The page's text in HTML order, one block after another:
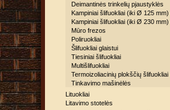
Deimantinės trinkelių pjaustyklės
Kampiniai šlifuokliai (iki Ø 125 mm)
Kampiniai šlifuokliai (iki Ø 230 mm)
Mūro frezos
Poliruokliai
Šlifuokliai glaistui
Tiesiniai šlifuokliai
Multišlifuokliai
Termoizoliacinių plokščių šlifuokliai
Tinkavimo mašinėlės
Lituokliai
Litavimo stotelės